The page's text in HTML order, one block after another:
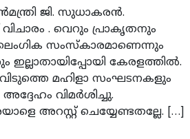
ജി. സുധാകരന്‍.
. വെറും പ്രാകൃതനും
സംസ്‌കാരമാണെന്നും
കേരളത്തില്‍.
മഹിളാ സംഘടനകളും
വിമര്‍ശിച്ചു.
അറസ്റ്റ് ചെയ്യേണ്ടതല്ലേ. […]